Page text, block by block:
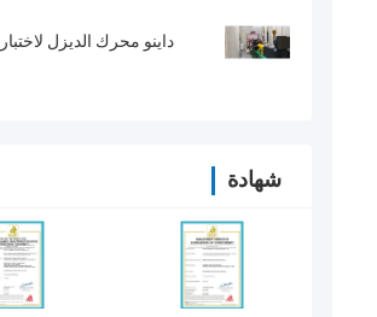
داينو محرك الديزل لاختبار
شهادة